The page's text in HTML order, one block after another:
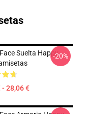
Suelta Happy
- 28,06 €
-20%